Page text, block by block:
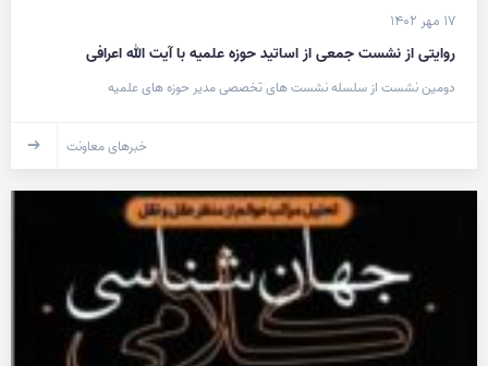
۱۷ مهر ۱۴۰۲
روایتی از نشست جمعی از اساتید حوزه علمیه با آیت الله اعرافی
دومین نشست از سلسله نشست های تخصصی مدیر حوزه های علمیه
خبرهای معاونت